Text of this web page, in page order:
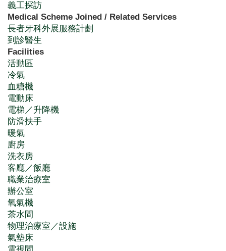
義工探訪
Medical Scheme Joined / Related Services
長者牙科外展服務計劃
到診醫生
Facilities
活動區
冷氣
血糖機
電動床
電梯／升降機
防滑扶手
暖氣
廚房
洗衣房
客廳／飯廳
職業治療室
辦公室
氧氣機
茶水間
物理治療室／設施
氣墊床